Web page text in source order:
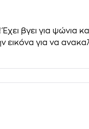
βγει για ψώνια
για να